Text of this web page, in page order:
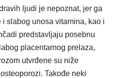
ljudi je nepoznat, jer ga
slabog unosa vitamina, kao i
predstavljaju posebnu
placentarnog prelaza,
utvrđene su niže
Takođe neki